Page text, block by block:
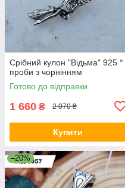
Срібний кулон "Відьма" 925 °
проби з чорнінням
Готово до відправки
1 660 ₴ 2 070 ₴
Купити
–20%